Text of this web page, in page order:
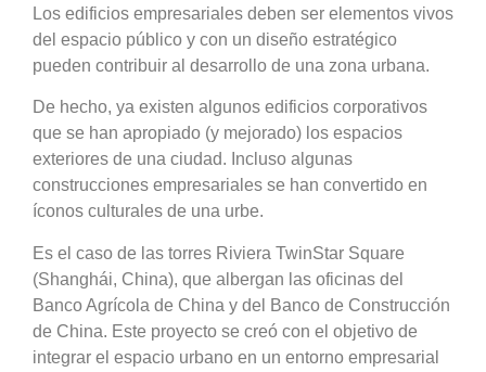
Los edificios empresariales deben ser elementos vivos
del espacio público y con un diseño estratégico
pueden contribuir al desarrollo de una zona urbana.
De hecho, ya existen algunos edificios corporativos
que se han apropiado (y mejorado) los espacios
exteriores de una ciudad. Incluso algunas
construcciones empresariales se han convertido en
íconos culturales de una urbe.
Es el caso de las torres Riviera TwinStar Square
(Shanghái, China), que albergan las oficinas del
Banco Agrícola de China y del Banco de Construcción
de China. Este proyecto se creó con el objetivo de
integrar el espacio urbano en un entorno empresarial